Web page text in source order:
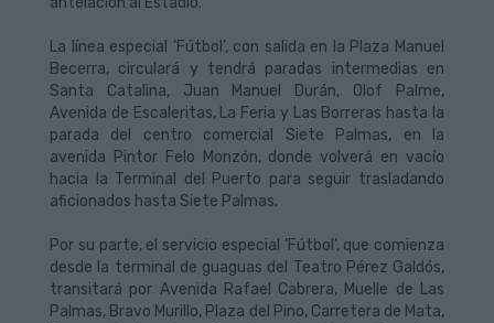
La línea especial ‘Fútbol’, con salida en la Plaza Manuel
Becerra, circulará y tendrá paradas intermedias en
Santa Catalina, Juan Manuel Durán, Olof Palme,
Avenida de Escaleritas, La Feria y Las Borreras hasta la
parada del centro comercial Siete Palmas, en la
avenida Pintor Felo Monzón, donde volverá en vacío
hacia la Terminal del Puerto para seguir trasladando
aficionados hasta Siete Palmas.
Por su parte, el servicio especial ‘Fútbol’, que comienza
desde la terminal de guaguas del Teatro Pérez Galdós,
transitará por Avenida Rafael Cabrera, Muelle de Las
Palmas, Bravo Murillo, Plaza del Pino, Carretera de Mata,